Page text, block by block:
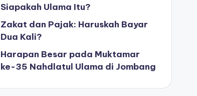
Siapakah Ulama Itu?
Zakat dan Pajak: Haruskah Bayar
Dua Kali?
Harapan Besar pada Muktamar
ke-35 Nahdlatul Ulama di Jombang